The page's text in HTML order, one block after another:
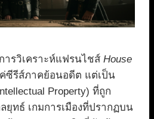
ารวิเคราะห์แฟรนไชส์ House
ซีรีส์ภาคย้อนอดีต แต่เป็น
Property) ที่ถูก
ยุทธ์ เกมการเมืองที่ปรากฏบน